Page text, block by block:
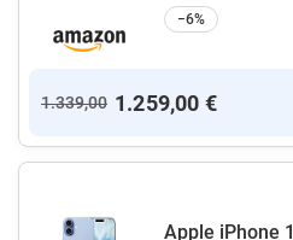
−6%
1.339,00 1.259,00 €
Apple iPhone